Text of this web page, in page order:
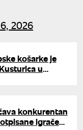
2026
košarke je
u
konkurentan
igrače